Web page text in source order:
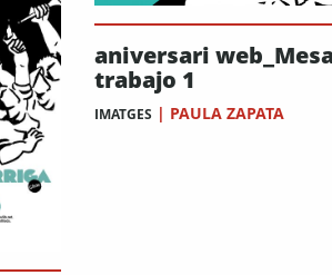
aniversari
trabajo 1
IMATGES | PAULA ZAPATA